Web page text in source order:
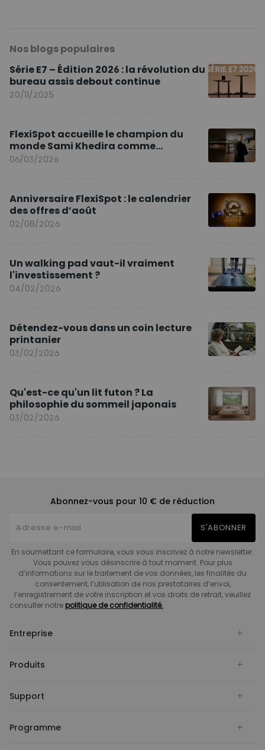
Nos blogs populaires
Série E7 – Édition 2026 : la révolution du
bureau assis debout continue
20/11/2025
FlexiSpot accueille le champion du
monde Sami Khedira comme
ambassadeur de la marque en Europe
06/03/2026
Anniversaire FlexiSpot : le calendrier
des offres d’août
02/08/2026
Un walking pad vaut-il vraiment
l'investissement ?
04/02/2026
Détendez-vous dans un coin lecture
printanier
03/02/2026
Qu'est-ce qu'un lit futon ? La
philosophie du sommeil japonais
03/02/2026
Abonnez-vous pour 10 € de réduction
S'ABONNER
En soumettant ce formulaire, vous vous inscrivez à notre newsletter.
Vous pouvez vous désinscrire à tout moment. Pour plus
d’informations sur le traitement de vos données, les finalités du
consentement, l’utilisation de nos prestataires d’envoi,
l’enregistrement de votre inscription et vos droits de retrait, veuillez
consulter notre politique de confidentialité.
Entreprise
Produits
Support
Programme